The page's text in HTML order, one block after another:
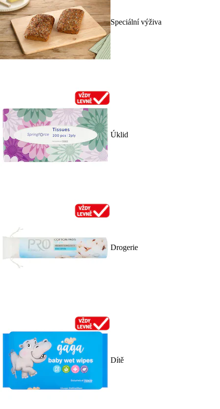
Speciální výživa
Úklid
Drogerie
Dítě